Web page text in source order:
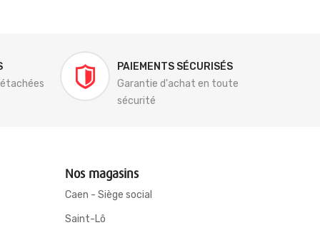
PAIEMENTS SÉCURISÉS
Garantie d'achat en toute
sécurité
Nos magasins
Caen - Siège social
Saint-Lô